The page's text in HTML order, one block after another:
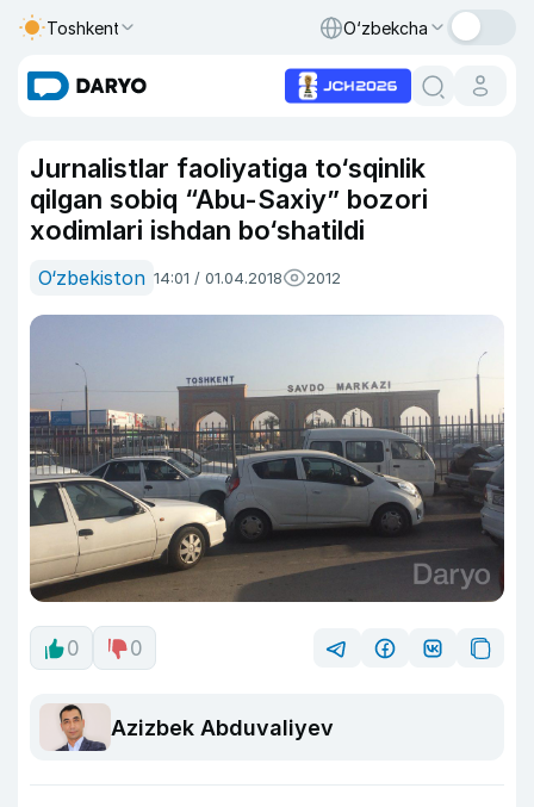
Toshkent O‘zbekcha
Jurnalistlar faoliyatiga to‘sqinlik
qilgan sobiq “Abu-Saxiy” bozori
xodimlari ishdan bo‘shatildi
O‘zbekiston 14:01 / 01.04.2018 2012
0 0
Azizbek Abduvaliyev